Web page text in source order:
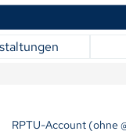
RPTU-Account (ohne